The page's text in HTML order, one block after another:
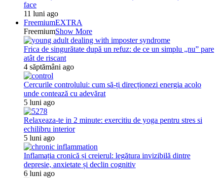
face
11 luni ago
FreemiumEXTRA
FreemiumShow More
Frica de singurătate după un refuz: de ce un simplu „nu” pare
atât de riscant
4 săptămâni ago
Cercurile controlului: cum să-ți direcționezi energia acolo
unde contează cu adevărat
5 luni ago
Relaxeaza-te in 2 minute: exercitiu de yoga pentru stres si
echilibru interior
5 luni ago
Inflamația cronică și creierul: legătura invizibilă dintre
depresie, anxietate și declin cognitiv
6 luni ago